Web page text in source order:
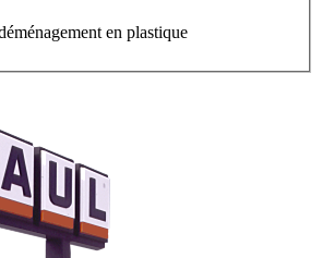
en plastique